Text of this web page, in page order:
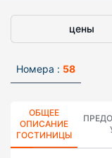
цены
Номера : 58
ОБЩЕЕ
ОПИСАНИЕ
ГОСТИНИЦЫ